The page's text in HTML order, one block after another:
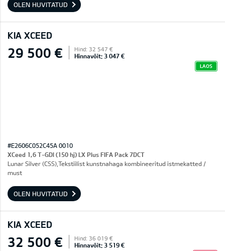
OLEN HUVITATUD
KIA XCEED
29 500 € Hind: 32 547 €
Hinnavõit: 3 047 €
LAOS
#E2606C052C45A 0010
XCeed 1,6 T-GDI (150 hj) LX Plus FIFA Pack 7DCT
Lunar Silver (CSS),Tekstiilist kunstnahaga kombineeritud istmekatted /
must
OLEN HUVITATUD
KIA XCEED
32 500 € Hind: 36 019 €
Hinnavõit: 3 519 €